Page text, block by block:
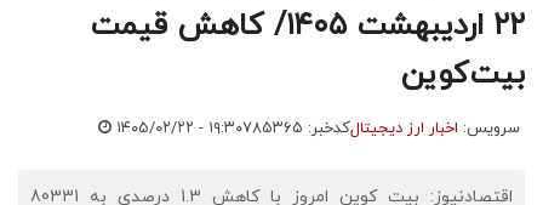
۲۲ اردیبهشت ۱۴۰۵/ کاهش قیمت
بیت‌کوین
سرویس: اخبار ارز دیجیتالکدخبر: ۷۸۵۳۶۵ ۱۴۰۵/۰۲/۲۲ - ۱۹:۳۰
اقتصادنیوز: بیت کوین امروز با کاهش 1.3 درصدی به 80331